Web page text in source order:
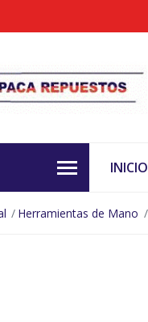
INICIO
Herramientas de Mano